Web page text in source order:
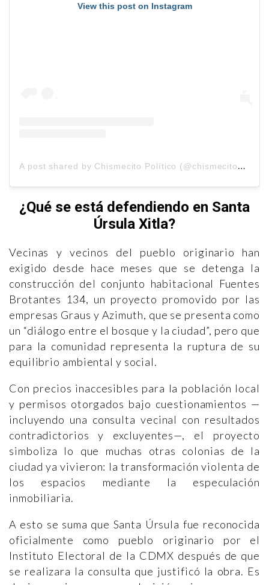
View this post on Instagram
A
post shared by Chismecito Político (@chismecitopolitico)
¿Qué se está defendiendo en Santa
Úrsula Xitla?
Vecinas y vecinos del pueblo originario han
exigido desde hace meses que se detenga la
construcción del conjunto habitacional Fuentes
Brotantes 134, un proyecto promovido por las
empresas Graus y Azimuth, que se presenta como
un “diálogo entre el bosque y la ciudad”, pero que
para la comunidad representa la ruptura de su
equilibrio ambiental y social.
Con precios inaccesibles para la población local
y permisos otorgados bajo cuestionamientos —
incluyendo una consulta vecinal con resultados
contradictorios y excluyentes—, el proyecto
simboliza lo que muchas otras colonias de la
ciudad ya vivieron: la transformación violenta de
los espacios mediante la especulación
inmobiliaria.
A esto se suma que Santa Úrsula fue reconocida
oficialmente como pueblo originario por el
Instituto Electoral de la CDMX después de que
se realizara la consulta que justificó la obra. Es